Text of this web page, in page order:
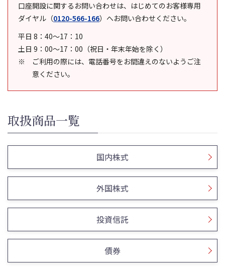
口座開設に関するお問い合わせは、はじめてのお客様専用
ダイヤル （0120-566-166） へお問い合わせください。
平日 8：40～17：10
土日 9：00～17：00（祝日・年末年始を除く）
ご利用の際には、電話番号をお間違えのないようご注
意ください。
取扱商品一覧
国内株式
外国株式
投資信託
債券